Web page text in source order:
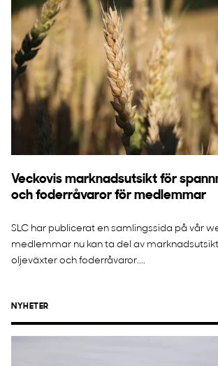
Veckovis marknadsutsikt för
och foderråvaror för medlemmar
SLC har publicerat en samlingssida på vår
medlemmar nu kan ta del av
oljeväxter och foderråvaror....
NYHETER